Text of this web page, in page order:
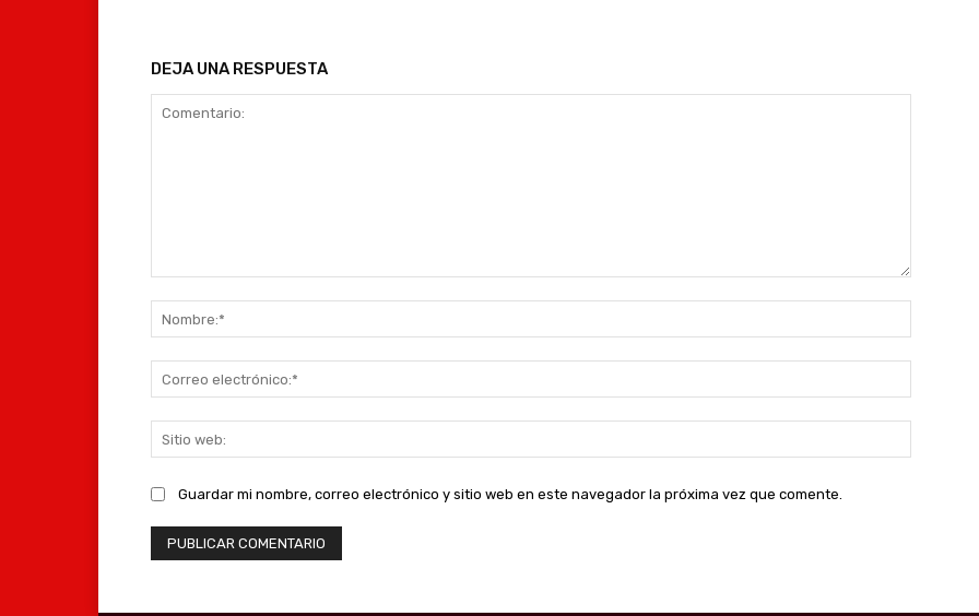
DEJA UNA RESPUESTA
web:
Guardar mi nombre, correo electrónico y sitio web en este navegador la próxima vez que comente.